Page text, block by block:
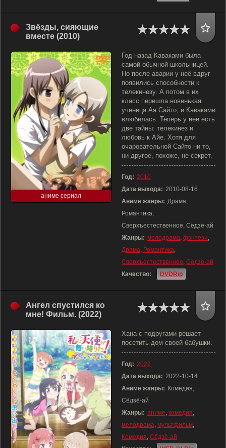
Звёзды, сияющие
вместе (2010)
аниме сериал
Год назад Каваками была
самой обычной школьницей.
Но после аварии у неё вдруг
появились способности к
телекинезу. А потом в их
класс перешла новенькая
ученица Ая Сайто, и Каваками
влюбилась. Теперь у нее есть
две тайны: телекинез и
любовь к Айе. Хотя для
очаровательной Сайто ни то,
ни другое, похоже, не секрет.
Год: 2010
Дата выхода: 2010-08-16
Аниме жанры: Драма,
Романтика,
Сверхъестественное, Сёдзё-ай
Жанры: мелодрама, фэнтези,
Драма, Романтика,
Сверхъестественное, Сёдзё-ай
Качество:
DVDRip
Ангел спустился ко
мне! Фильм. (2022)
Хана с подругами решает
посетить дом своей бабушки.
Год: 2022
Дата выхода: 2022-10-14
Аниме жанры: Комедия,
Сёдзё-ай
Жанры: аниме, комедия,
мелодрама, мультфильм,
Комедия, Сёдзё-ай